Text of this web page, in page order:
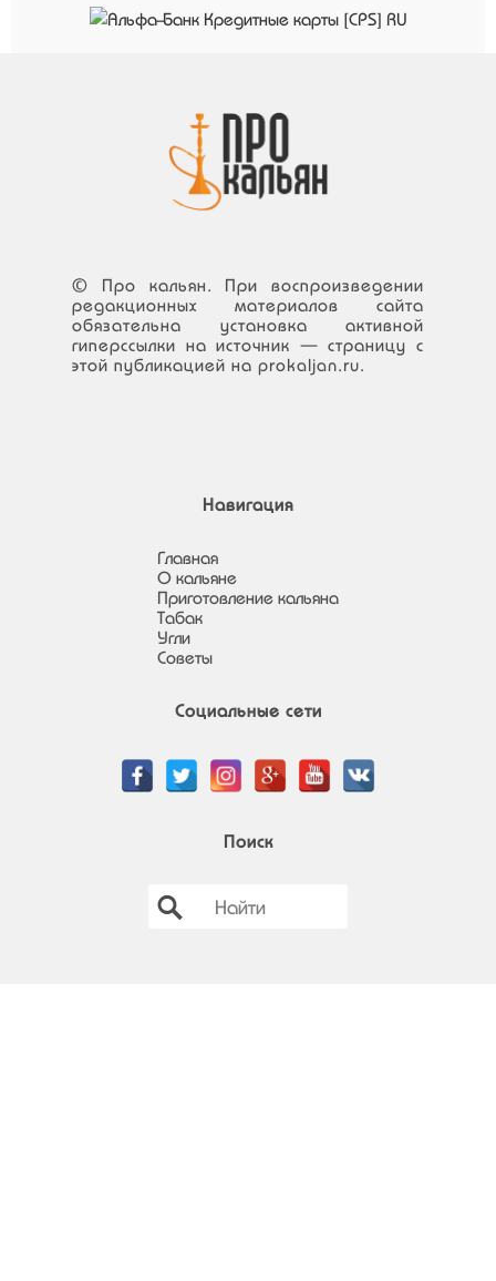
© Про кальян. При воспроизведении
редакционных материалов сайта
обязательна установка активной
гиперссылки на источник — страницу с
этой публикацией на prokaljan.ru.
Навигация
Главная
О кальяне
Приготовление кальяна
Табак
Угли
Советы
Социальные сети
Поиск